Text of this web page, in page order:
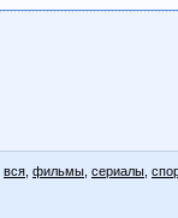
вся фильмы сериалы